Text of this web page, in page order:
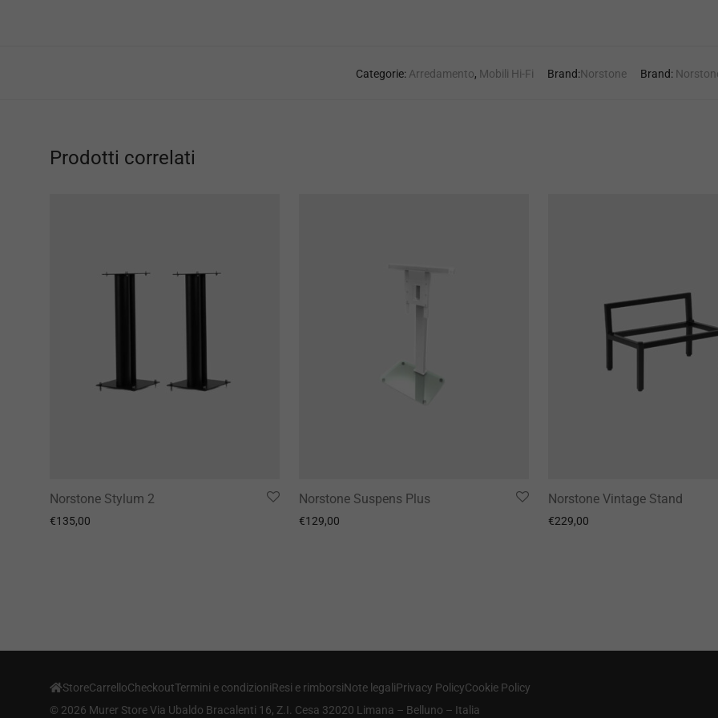
Categorie: Arredamento, Mobili Hi-Fi Brand:Norstone Brand:
Prodotti correlati
Norstone Stylum 2
€135,00
Norstone Suspens Plus
€129,00
Norstone Vintage Stand
€229,00
StoreCarrelloCheckoutTermini e condizioniResi e rimborsiNote legaliPrivacy PolicyCookie Policy
© 2026 Murer Store Via Ubaldo Bracalenti 16, Z.I. Cesa 32020 Limana – Belluno – Italia